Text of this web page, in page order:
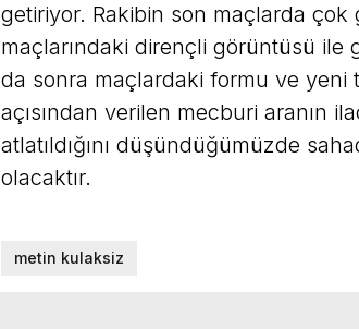
getiriyor. Rakibin son maçlarda çok
maçlarındaki dirençli görüntüsü ile
da sonra maçlardaki formu ve yeni
açısından verilen mecburi aranın
atlatıldığını düşündüğümüzde
olacaktır.
metin kulaksiz